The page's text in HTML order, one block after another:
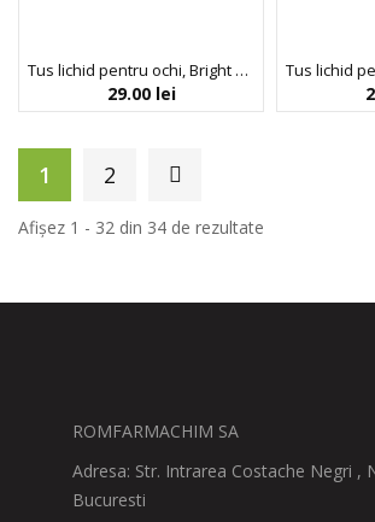
Tus lichid pentru ochi, Bright Lights Pastel, nuanta White, Profusion Cosmetics, 1.5 ml
29.00 lei
1 2
Afișez 1 - 32 din 34 de rezultate
ROMFARMACHIM SA
Adresa: Str. Intrarea Costache Negri ,
Bucuresti